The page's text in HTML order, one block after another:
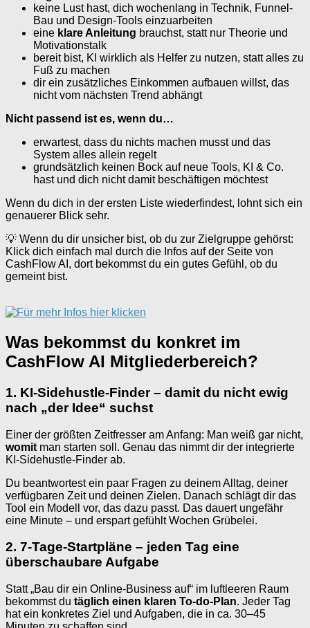
keine Lust hast, dich wochenlang in Technik, Funnel-
Bau und Design-Tools einzuarbeiten
eine klare Anleitung brauchst, statt nur Theorie und
Motivationstalk
bereit bist, KI wirklich als Helfer zu nutzen, statt alles zu
Fuß zu machen
dir ein zusätzliches Einkommen aufbauen willst, das
nicht vom nächsten Trend abhängt
Nicht passend ist es, wenn du…
erwartest, dass du nichts machen musst und das
System alles allein regelt
grundsätzlich keinen Bock auf neue Tools, KI & Co.
hast und dich nicht damit beschäftigen möchtest
Wenn du dich in der ersten Liste wiederfindest, lohnt sich ein
genauerer Blick sehr.
💡 Wenn du dir unsicher bist, ob du zur Zielgruppe gehörst:
Klick dich einfach mal durch die Infos auf der Seite von
CashFlow AI, dort bekommst du ein gutes Gefühl, ob du
gemeint bist.
Was bekommst du konkret im
CashFlow AI Mitgliederbereich?
1. KI-Sidehustle-Finder – damit du nicht ewig
nach „der Idee“ suchst
Einer der größten Zeitfresser am Anfang: Man weiß gar nicht,
womit man starten soll. Genau das nimmt dir der integrierte
KI-Sidehustle-Finder ab.
Du beantwortest ein paar Fragen zu deinem Alltag, deiner
verfügbaren Zeit und deinen Zielen. Danach schlägt dir das
Tool ein Modell vor, das dazu passt. Das dauert ungefähr
eine Minute – und erspart gefühlt Wochen Grübelei.
2. 7-Tage-Startpläne – jeden Tag eine
überschaubare Aufgabe
Statt „Bau dir ein Online-Business auf“ im luftleeren Raum
bekommst du täglich einen klaren To-do-Plan. Jeder Tag
hat ein konkretes Ziel und Aufgaben, die in ca. 30–45